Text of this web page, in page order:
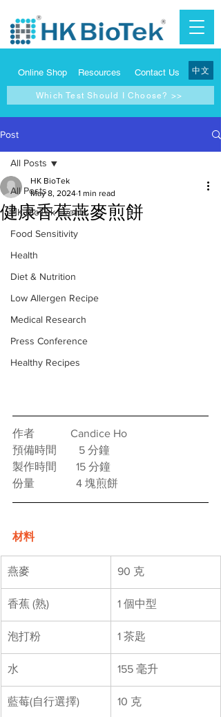
Online Shop Resources Contact Us 中文
Which Test Should I Choose? >>
Post
All Posts
HK BioTek Events
Food Sensitivity
Health
Diet & Nutrition
Low Allergen Recipe
Medical Research
Press Conference
Healthy Recipes
All Posts
健康香蕉燕麥煎餅
HK BioTek
May 8, 2024 1 min read
預備時間　　5 分鐘
製作時間　   15 分鐘
份量　　       4 塊煎餅
材料
燕麥
香蕉 (熟) 1 個中型
泡打粉
水 155 毫升
藍莓(自行選擇) 10 克